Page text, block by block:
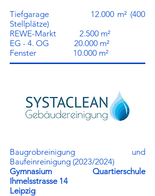
Tiefgarage 12.000 m² (400
Stellplätze)
REWE-Markt 2.500 m²
EG - 4. OG 20.000 m²
Fenster 10.000 m²
Baugrobreinigung und
Baufeinreinigung (2023/2024)
Gymnasium Quartierschule
Ihmelsstrasse 14
Leipzig